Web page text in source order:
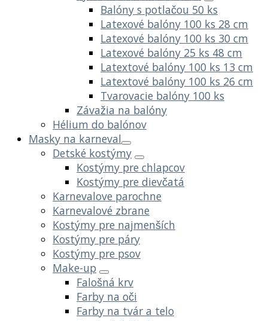
Balóny s potlačou 50 ks
Latexové balóny 100 ks 28 cm
Latexové balóny 100 ks 30 cm
Latexové balóny 25 ks 48 cm
Latextové balóny 100 ks 13 cm
Latextové balóny 100 ks 26 cm
Tvarovacie balóny 100 ks
Závažia na balóny
Hélium do balónov
Masky na karneval
Detské kostýmy
Kostýmy pre chlapcov
Kostýmy pre dievčatá
Karnevalove parochne
Karnevalové zbrane
Kostýmy pre najmenších
Kostýmy pre páry
Kostýmy pre psov
Make-up
Falošná krv
Farby na oči
Farby na tvár a telo